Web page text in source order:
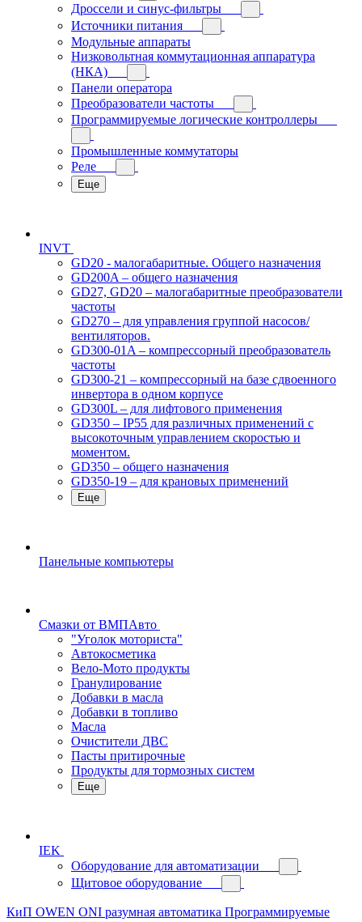
Дроссели и синус-фильтры
Источники питания
Модульные аппараты
Низковольтная коммутационная аппаратура
(НКА)
Панели оператора
Преобразователи частоты
Программируемые логические контроллеры
Промышленные коммутаторы
Реле
Еще
INVT
GD20 - малогабаритные. Общего назначения
GD200A – общего назначения
GD27, GD20 – малогабаритные преобразователи
частоты
GD270 – для управления группой насосов/
вентиляторов.
GD300-01A – компрессорный преобразователь
частоты
GD300-21 – компрессорный на базе сдвоенного
инвертора в одном корпусе
GD300L – для лифтового применения
GD350 – IP55 для различных применений с
высокоточным управлением скоростью и
моментом.
GD350 – общего назначения
GD350-19 – для крановых применений
Еще
Панельные компьютеры
Смазки от ВМПАвто
"Уголок моториста"
Автокосметика
Вело-Мото продукты
Гранулирование
Добавки в масла
Добавки в топливо
Масла
Очистители ДВС
Пасты притирочные
Продукты для тормозных систем
Еще
IEK
Оборудование для автоматизации
Щитовое оборудование
КиП OWEN ONI разумная автоматика Программируемые